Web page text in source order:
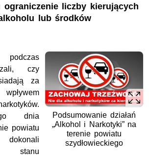
ograniczenie liczby kierujących
lub środków
Podsumowanie działań
„Alkohol i Narkotyki” na
terenie powiatu
szydłowieckiego
podczas
czy
za
dnia
powiatu
dokonali
stanu